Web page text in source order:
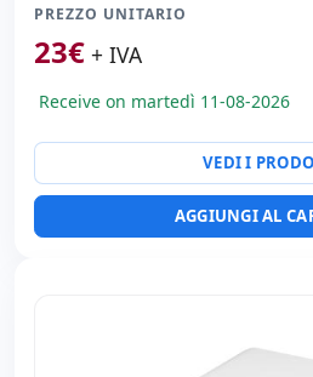
Altri: Imballaggio hR
Dimensioni:
PREZZO UNITARIO
23€ + IVA
Receive on martedì 11-08-2026
VEDI I
AGGIUNGI AL